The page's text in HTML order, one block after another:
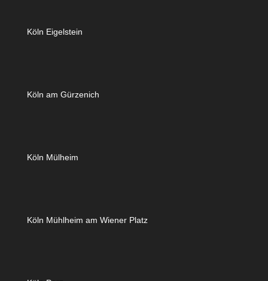
Köln Eigelstein
Köln am Gürzenich
Köln Mülheim
Köln Mühlheim am Wiener Platz